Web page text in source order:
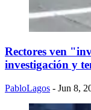
Rectores ven
investigación y
PabloLagos - Jun 8,